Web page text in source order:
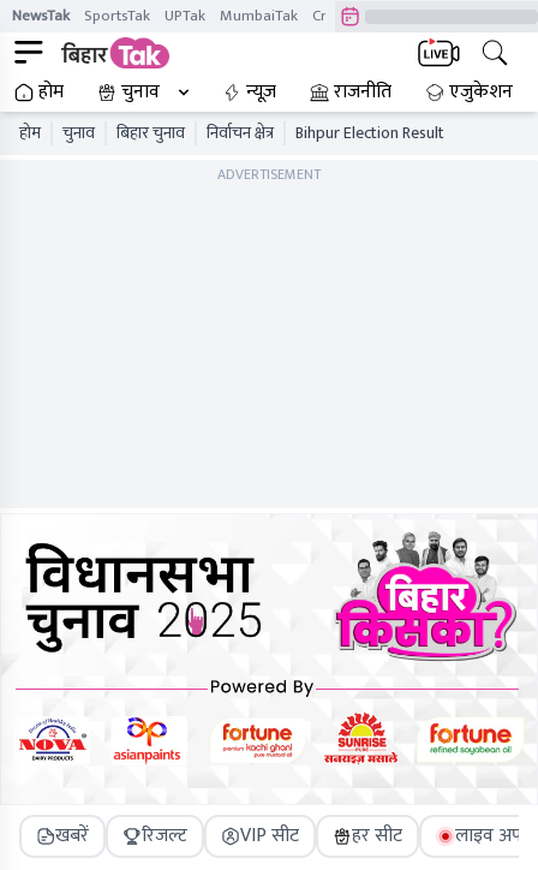
NewsTak SportsTak UPTak MumbaiTak CrimeTak
होम चुनाव न्यूज़ राजनीति एजुकेशन
होम चुनाव बिहार चुनाव निर्वाचन क्षेत्र Bihpur Election Result
ADVERTISEMENT
खबरें रिजल्ट VIP सीट हर सीट लाइव